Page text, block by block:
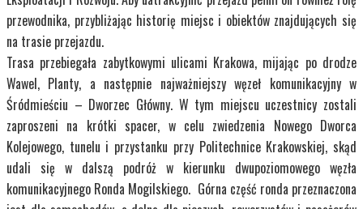
przewodnika, przybliżając historię miejsc i obiektów znajdujących się
na trasie przejazdu.
Trasa przebiegała zabytkowymi ulicami Krakowa, mijając po drodze
Wawel, Planty, a następnie najważniejszy węzeł komunikacyjny w
Śródmieściu – Dworzec Główny. W tym miejscu uczestnicy zostali
zaproszeni na krótki spacer, w celu zwiedzenia Nowego Dworca
Kolejowego, tunelu i przystanku przy Politechnice Krakowskiej, skąd
udali się w dalszą podróż w kierunku dwupoziomowego węzła
komunikacyjnego Ronda Mogilskiego. Górna część ronda przeznaczona